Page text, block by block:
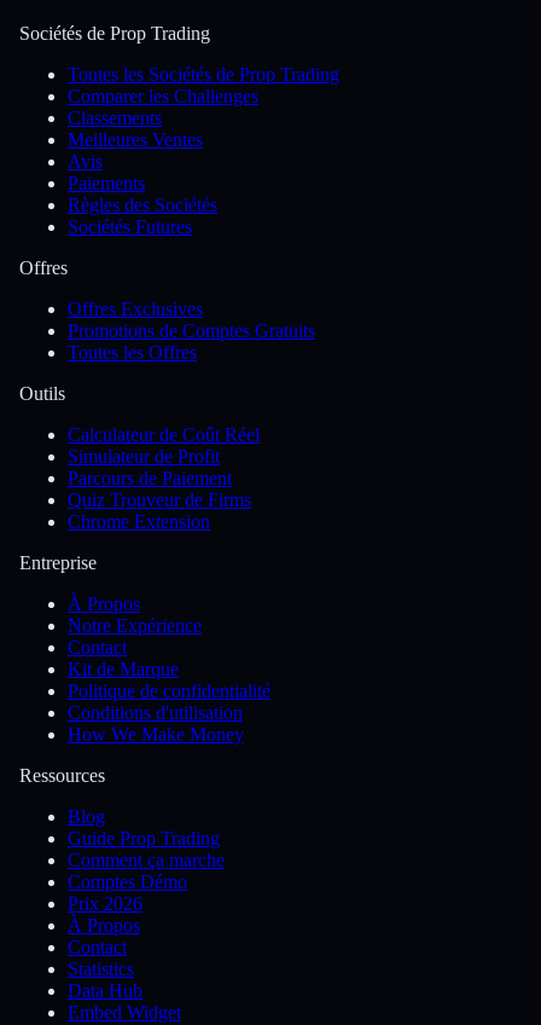
Sociétés de Prop Trading
Toutes les Sociétés de Prop Trading
Comparer les Challenges
Classements
Meilleures Ventes
Avis
Paiements
Règles des Sociétés
Sociétés Futures
Offres
Offres Exclusives
Promotions de Comptes Gratuits
Toutes les Offres
Outils
Calculateur de Coût Réel
Simulateur de Profit
Parcours de Paiement
Quiz Trouveur de Firms
Chrome Extension
Entreprise
À Propos
Notre Expérience
Contact
Kit de Marque
Politique de confidentialité
Conditions d'utilisation
How We Make Money
Ressources
Blog
Guide Prop Trading
Comment ça marche
Comptes Démo
Prix 2026
À Propos
Contact
Statistics
Data Hub
Embed Widget